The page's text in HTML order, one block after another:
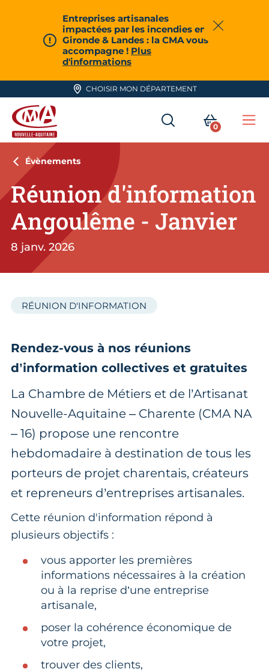
Entreprises artisanales
impactées par les incendies en
Gironde & Landes : la CMA vous
accompagne ! Plus
d'informations
Fermer
CHOISIR MON DÉPARTEMENT
CMA Nouvelle-Aquitaine
RECHERCHER
MON
0
Évènements
Réunion d'information
Angoulême - Janvier
8 janv. 2026
RÉUNION D'INFORMATION
Rendez-vous à nos réunions
d’information collectives et gratuites
La Chambre de Métiers et de l’Artisanat
Nouvelle-Aquitaine – Charente (CMA NA
– 16) propose une rencontre
hebdomadaire à destination de tous les
porteurs de projet charentais, créateurs
et repreneurs d’entreprises artisanales.
Cette réunion d'information répond à
plusieurs objectifs :
vous apporter les premières
informations nécessaires à la création
ou à la reprise d’une entreprise
artisanale,
poser la cohérence économique de
votre projet,
trouver des clients,